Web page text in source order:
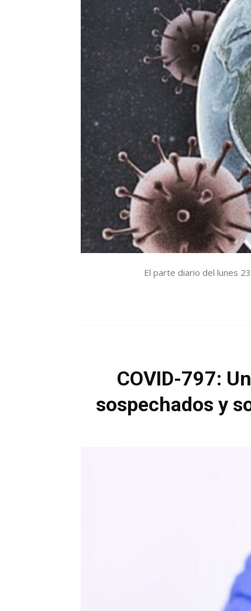
El parte diario del lunes
COVID-797:
sospechados y